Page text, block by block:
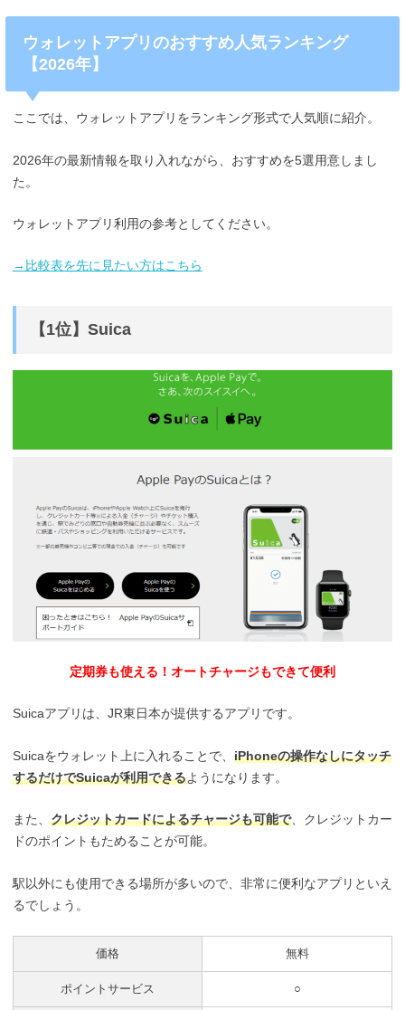
ウォレットアプリのおすすめ人気ランキング
【2026年】
ここでは、ウォレットアプリをランキング形式で人気順に紹介。
2026年の最新情報を取り入れながら、おすすめを5選用意しまし
た。
ウォレットアプリ利用の参考としてください。
→比較表を先に見たい方はこちら
【1位】Suica
定期券も使える！オートチャージもできて便利
Suicaアプリは、JR東日本が提供するアプリです。
Suicaをウォレット上に入れることで、 iPhoneの操作なしにタッチ
するだけでSuicaが利用できるようになります。
また、 クレジットカードによるチャージも可能で、クレジットカー
ドのポイントもためることが可能。
駅以外にも使用できる場所が多いので、非常に便利なアプリといえ
るでしょう。
価格 無料
ポイントサービス ○